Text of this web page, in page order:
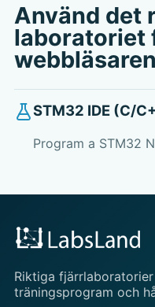
Använd det
laboratoriet
STM32 IDE (C/
Program a STM32
Riktiga
träningsprogram och